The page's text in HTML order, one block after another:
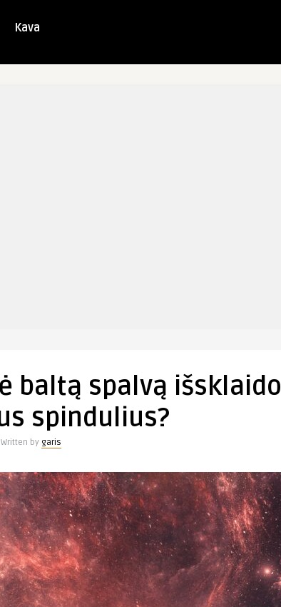
Kava
baltą spalvą išsklaido
spindulius?
Written by garis